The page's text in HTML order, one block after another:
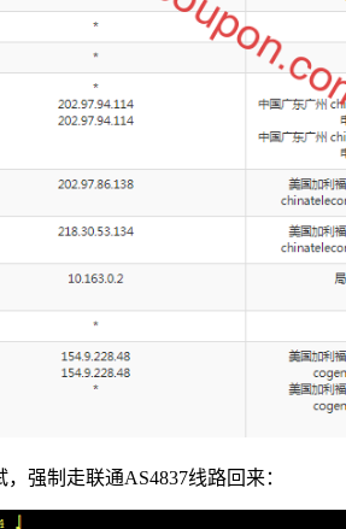
强制走联通AS4837线路回来：